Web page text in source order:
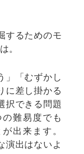
するためのモ
。
」「むずかし
に差し掛かる
択できる問題
難易度でも
出来ます。
演出はないよ